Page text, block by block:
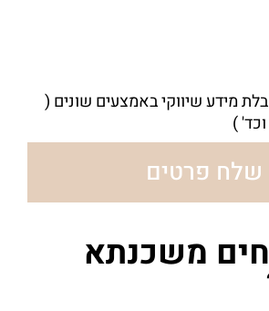
מידע שיווקי באמצעים שונים (
שלח פרטים
משכנתא